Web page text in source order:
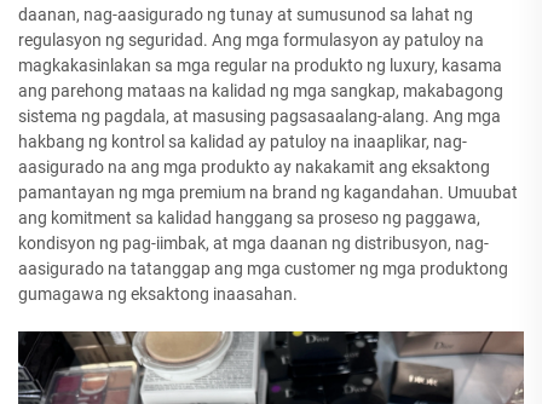
daanan, nag-aasigurado ng tunay at sumusunod sa lahat ng
regulasyon ng seguridad. Ang mga formulasyon ay patuloy na
magkakasinlakan sa mga regular na produkto ng luxury, kasama
ang parehong mataas na kalidad ng mga sangkap, makabagong
sistema ng pagdala, at masusing pagsasaalang-alang. Ang mga
hakbang ng kontrol sa kalidad ay patuloy na inaaplikar, nag-
aasigurado na ang mga produkto ay nakakamit ang eksaktong
pamantayan ng mga premium na brand ng kagandahan. Umuubat
ang komitment sa kalidad hanggang sa proseso ng paggawa,
kondisyon ng pag-iimbak, at mga daanan ng distribusyon, nag-
aasigurado na tatanggap ang mga customer ng mga produktong
gumagawa ng eksaktong inaasahan.